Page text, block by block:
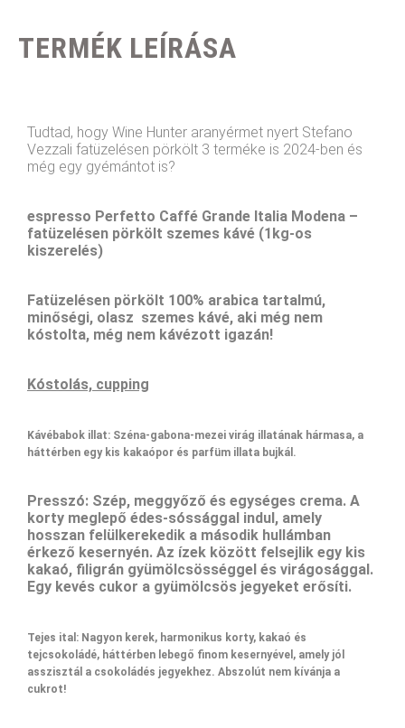
TERMÉK LEÍRÁSA
Tudtad, hogy Wine Hunter aranyérmet nyert Stefano
Vezzali fatüzelésen pörkölt 3 terméke is 2024-ben és
még egy gyémántot is?
espresso Perfetto Caffé Grande Italia Modena –
fatüzelésen pörkölt szemes kávé (1kg-os
kiszerelés)
Fatüzelésen pörkölt 100% arabica tartalmú,
minőségi, olasz szemes kávé, aki még nem
kóstolta, még nem kávézott igazán!
Kóstolás, cupping
Kávébabok illat: Széna-gabona-mezei virág illatának hármasa, a
háttérben egy kis kakaópor és parfüm illata bujkál.
Presszó: Szép, meggyőző és egységes crema. A
korty meglepő édes-sóssággal indul, amely
hosszan felülkerekedik a második hullámban
érkező kesernyén. Az ízek között felsejlik egy kis
kakaó, filigrán gyümölcsösséggel és virágosággal.
Egy kevés cukor a gyümölcsös jegyeket erősíti.
Tejes ital: Nagyon kerek, harmonikus korty, kakaó és
tejcsokoládé, háttérben lebegő finom kesernyével, amely jól
asszisztál a csokoládés jegyekhez. Abszolút nem kívánja a
cukrot!